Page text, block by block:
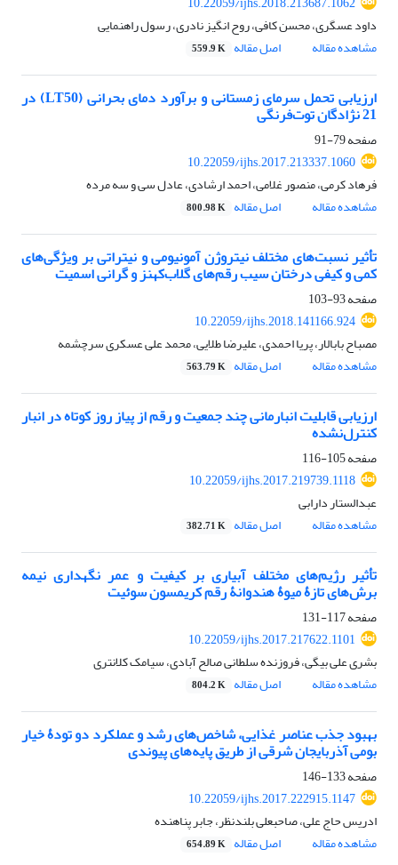
داود عسگری، محسن کافی، روح انگیز نادری، رسول راهنمایی
مشاهده مقاله
اصل مقاله 559.9 K
ارزیابی تحمل سرمای زمستانی و برآورد دمای بحرانی (LT50) در
21 نژادگان توت‌فرنگی
صفحه79-91
10.22059/ijhs.2017.213337.1060
فرهاد کرمی، منصور غلامی، احمد ارشادی، عادل سی و سه مرده
مشاهده مقاله
اصل مقاله 800.98 K
تأثیر نسبت‌های مختلف نیتروژن آمونیومی و نیتراتی بر ویژگی‌های
کمی و کیفی درختان سیب رقم‌های گلاب‌‌کهنز و گرانی اسمیت
صفحه93-103
10.22059/ijhs.2018.141166.924
مصباح بابالار، پریا احمدی، علیرضا طلایی، محمد علی عسکری سرچشمه
مشاهده مقاله
اصل مقاله 563.79 K
ارزیابی قابلیت انبارمانی چند جمعیت و رقم از پیاز روز کوتاه در انبار
کنترل‌نشده
صفحه105-116
10.22059/ijhs.2017.219739.1118
عبدالستار دارابی
مشاهده مقاله
اصل مقاله 382.71 K
تأثیر رژیم‌های مختلف آبیاری بر کیفیت و عمر نگهداری نیمه
برش‌های تازۀ میوۀ هندوانۀ رقم کریمسون سوئیت
صفحه117-131
10.22059/ijhs.2017.217622.1101
بشری علی بیگی، فروزنده سلطانی صالح آبادی، سیامک کلانتری
مشاهده مقاله
اصل مقاله 804.2 K
بهبود جذب عناصر غذایی، شاخص‌های رشد و عملکرد دو تودۀ خیار
بومی آذربایجان شرقی از طریق پایه‌های پیوندی
صفحه133-146
10.22059/ijhs.2017.222915.1147
ادریس حاج علی، صاحبعلی بلندنظر، جابر پناهنده
مشاهده مقاله
اصل مقاله 654.89 K